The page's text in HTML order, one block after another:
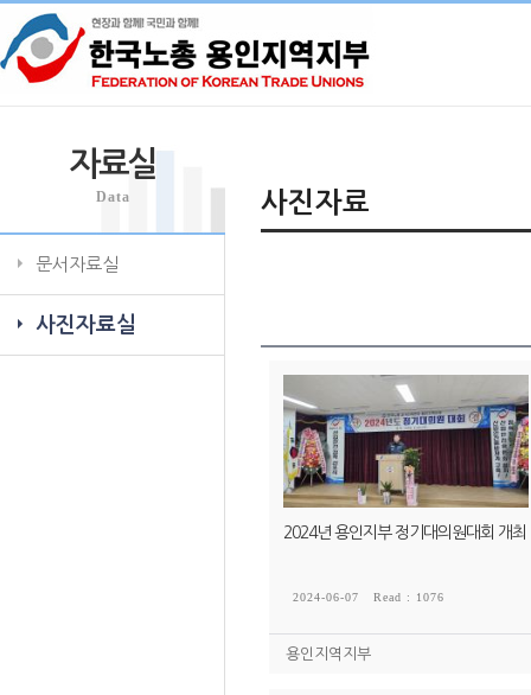
자료실
Data
문서자료실
사진자료실
사진자료
2024년 용인지부 정기대의원대회 개최
2024-06-07 Read : 1076
용인지역지부